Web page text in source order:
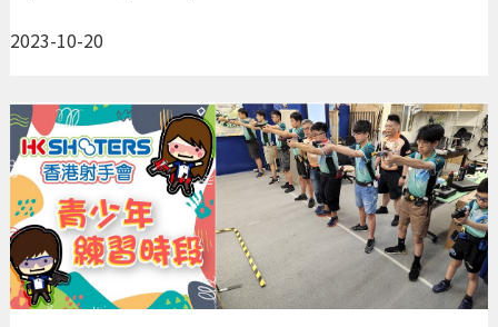
2023-10-20